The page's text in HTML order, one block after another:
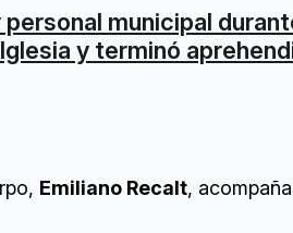
municipal
y terminó
Emiliano Recalt,